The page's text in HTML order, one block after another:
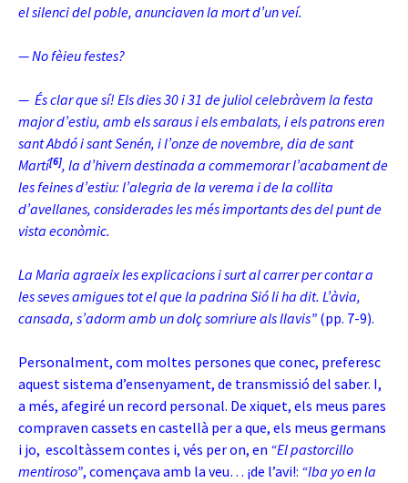
el silenci del poble, anunciaven la mort d’un veí.
— No fèieu festes?
— És clar que sí! Els dies 30 i 31 de juliol celebràvem la festa
major d’estiu, amb els saraus i els embalats, i els patrons eren
sant Abdó i sant Senén, i l’onze de novembre, dia de sant
Martí[6], la d’hivern destinada a commemorar l’acabament de
les feines d’estiu: l’alegria de la verema i de la collita
d’avellanes, considerades les més importants des del punt de
vista econòmic.
La Maria agraeix les explicacions i surt al carrer per contar a
les seves amigues tot el que la padrina Sió li ha dit. L’àvia,
cansada, s’adorm amb un dolç somriure als llavis” (pp. 7-9).
Personalment, com moltes persones que conec, preferesc
aquest sistema d’ensenyament, de transmissió del saber. I,
a més, afegiré un record personal. De xiquet, els meus pares
compraven cassets en castellà per a que, els meus germans
i jo, escoltàssem contes i, vés per on, en “El pastorcillo
mentiroso”, començava amb la veu… ¡de l’avi!: “Iba yo en la